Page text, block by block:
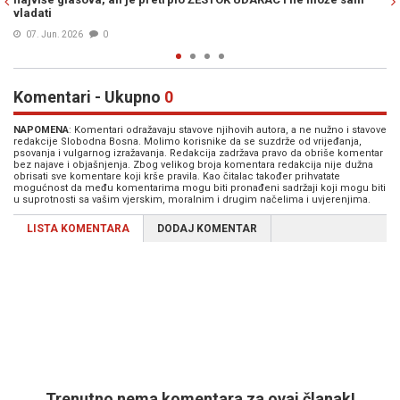
Komentari - Ukupno 0
NAPOMENA: Komentari odražavaju stavove njihovih autora, a ne nužno i stavove
redakcije Slobodna Bosna. Molimo korisnike da se suzdrže od vrijeđanja,
psovanja i vulgarnog izražavanja. Redakcija zadržava pravo da obriše komentar
bez najave i objašnjenja. Zbog velikog broja komentara redakcija nije dužna
obrisati sve komentare koji krše pravila. Kao čitalac također prihvatate
mogućnost da među komentarima mogu biti pronađeni sadržaji koji mogu biti
u suprotnosti sa vašim vjerskim, moralnim i drugim načelima i uvjerenjima.
LISTA KOMENTARA DODAJ KOMENTAR